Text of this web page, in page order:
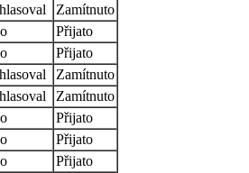
Zamítnuto
Přijato
Přijato
Zamítnuto
Zamítnuto
Přijato
Přijato
Přijato